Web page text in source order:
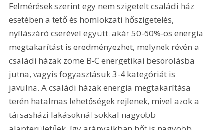
Felmérések szerint egy nem szigetelt családi ház
esetében a tető és homlokzati hőszigetelés,
nyílászáró cserével együtt, akár 50-60%-os energia
megtakarítást is eredményezhet, melynek révén a
családi házak zöme B-C energetikai besorolásba
jutna, vagyis fogyasztásuk 3-4 kategóriát is
javulna. A családi házak energia megtakarítása
terén hatalmas lehetőségek rejlenek, mivel azok a
társasházi lakásoknál sokkal nagyobb